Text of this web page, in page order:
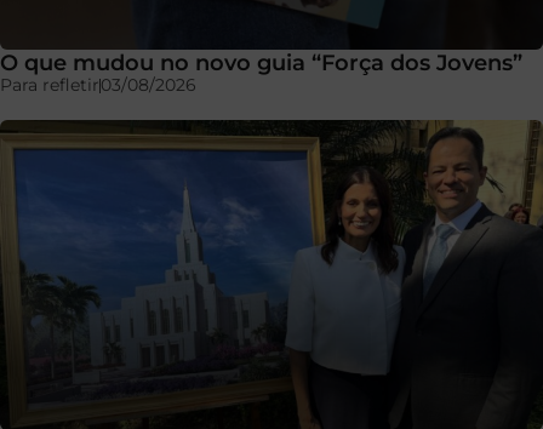
O que mudou no novo guia “Força dos Jovens”
Para refletir03/08/2026